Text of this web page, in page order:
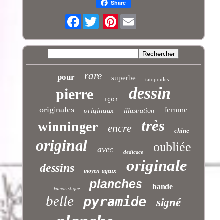
Share
Facebook Pinterest
pour rare superbe tatopoulos
pierre igor dessin
originales originaux illustration femme
winninger encre très chine
original avec dedicace oubliée
dessins moyen-ageux originale
humoristique planches bande
belle pyramide signé